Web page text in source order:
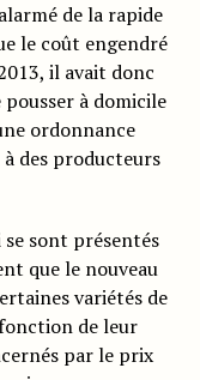
de la rapide
le coût engendré
il avait donc
à domicile
ordonnance
des producteurs
sont présentés
que le nouveau
variétés de
de leur
par le prix